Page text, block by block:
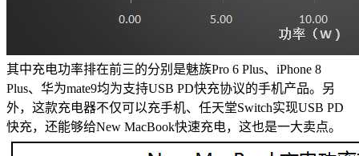
其中充电功率排在前三的分别是魅族Pro 6 Plus、iPhone 8
Plus、华为mate9均为支持USB PD快充协议的手机产品。另
外，这款充电器不仅可以充手机、任天堂Switch实现USB PD
快充，还能够给New MacBook快速充电，这也是一大卖点。